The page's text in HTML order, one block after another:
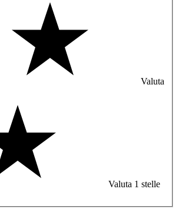
Valuta
Valuta 1 stelle